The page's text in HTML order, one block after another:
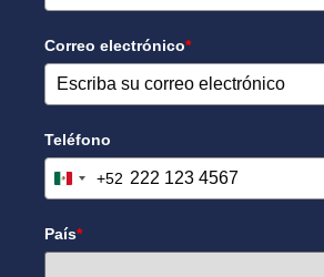
Correo electrónico*
Teléfono
Mexico +52
+52
País*